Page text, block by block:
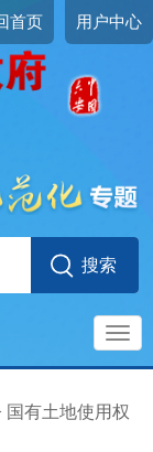
首页 用户中心
国有土地使用权